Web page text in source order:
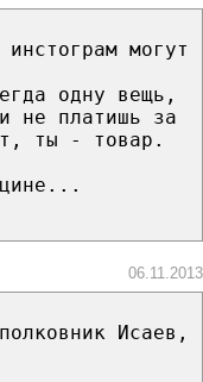
могут
одну вещь,
не платишь за
ты - товар.
06.11.2013
Исаев,